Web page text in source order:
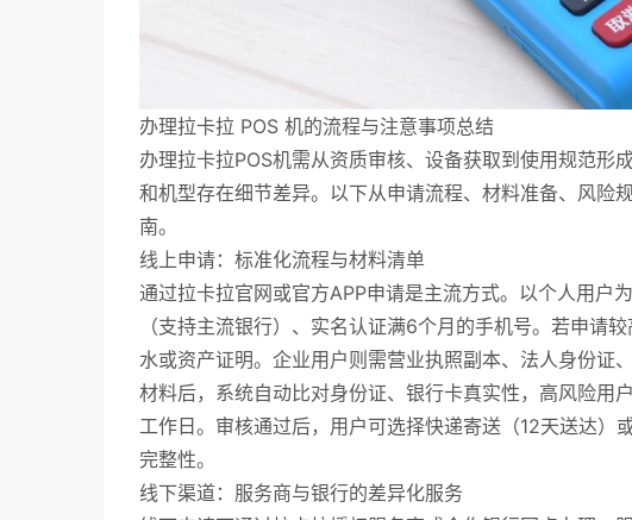
办理拉卡拉 POS 机的流程与注意事项总结
办理拉卡拉POS机需从资质审核、设备获取到使用规范形
和机型存在细节差异。以下从申请流程、材料准备、风险
南。
线上申请：标准化流程与材料清单
通过拉卡拉官网或官方APP申请是主流方式。以个人用户
（支持主流银行）、实名认证满6个月的手机号。若申请
水或资产证明。企业用户则需营业执照副本、法人身份证
材料后，系统自动比对身份证、银行卡真实性，高风险用
工作日。审核通过后，用户可选择快递寄送（12天送达）
完整性。
线下渠道：服务商与银行的差异化服务